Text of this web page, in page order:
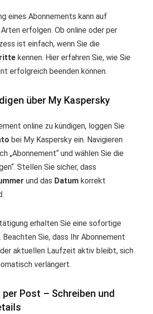
eines Abonnements kann auf
erfolgen. Ob online oder per
ist einfach, wenn Sie die
kennen. Hier erfahren Sie, wie Sie
erfolgreich beenden können.
über My Kaspersky
online zu kündigen, loggen Sie
bei My Kaspersky ein. Navigieren
„Abonnement“ und wählen Sie die
Stellen Sie sicher, dass
und das Datum korrekt
erhalten Sie eine sofortige
Beachten Sie, dass Ihr Abonnement
aktuellen Laufzeit aktiv bleibt, sich
verlängert.
per Post – Schreiben und